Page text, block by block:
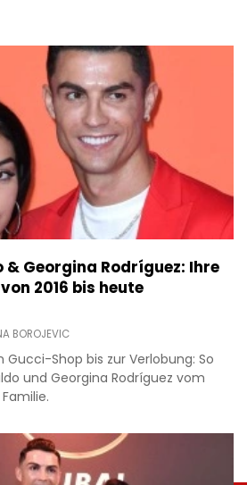
Georgina Rodríguez: Ihre
2016 bis heute
BOROJEVIC
Shop bis zur Verlobung: So
und Georgina Rodríguez vom